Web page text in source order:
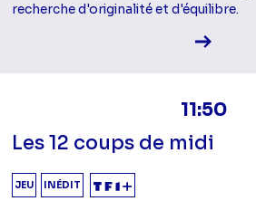
recherche d'originalité et d'équilibre.
Voir la
11:50
Les 12 coups de midi
JEU INÉDIT